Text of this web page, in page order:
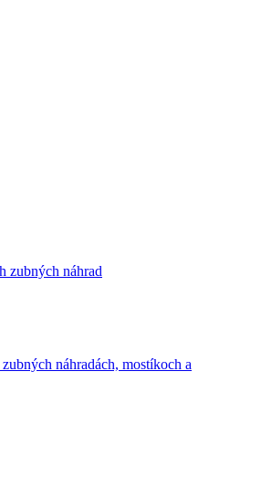
zubných náhrad
náhradách, mostíkoch a